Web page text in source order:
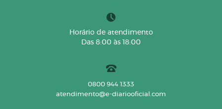
Horário de atendimento
Das 8:00 às 18:00
0800 944 1333
atendimento@e-diariooficial.com